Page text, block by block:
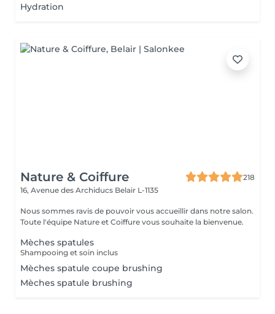
Hydration
Nature & Coiffure
218
16, Avenue des Archiducs Belair L-1135
Nous sommes ravis de pouvoir vous accueillir dans notre salon.
Toute l'équipe Nature et Coiffure vous souhaite la bienvenue.
Mèches spatules
Shampooing et soin inclus
Mèches spatule coupe brushing
Mèches spatule brushing